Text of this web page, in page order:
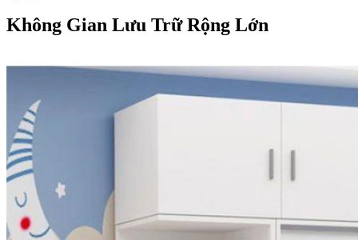
Không Gian Lưu Trữ Rộng Lớn